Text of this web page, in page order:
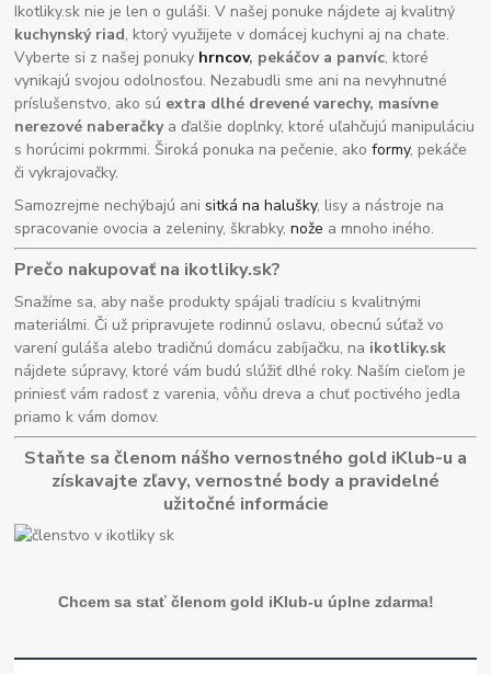
Ikotliky.sk nie je len o guláši. V našej ponuke nájdete aj kvalitný
kuchynský riad, ktorý využijete v domácej kuchyni aj na chate.
Vyberte si z našej ponuky hrncov, pekáčov a panvíc, ktoré
vynikajú svojou odolnosťou. Nezabudli sme ani na nevyhnutné
príslušenstvo, ako sú extra dlhé drevené varechy, masívne
nerezové naberačkya ďalšie doplnky, ktoré uľahčujú manipuláciu
s horúcimi pokrmmi. Široká ponuka na pečenie, akoformy, pekáče
či vykrajovačky.
Samozrejme nechýbajú anisitká na halušky, lisy a nástroje na
spracovanie ovocia a zeleniny, škrabky,nože a mnoho iného.
Prečo nakupovať na ikotliky.sk?
Snažíme sa, aby naše produkty spájali tradíciu s kvalitnými
materiálmi. Či už pripravujete rodinnú oslavu, obecnú súťaž vo
varení guláša alebo tradičnú domácu zabíjačku, na ikotliky.sk
nájdete súpravy, ktoré vám budú slúžiť dlhé roky. Naším cieľom je
priniesť vám radosť z varenia, vôňu dreva a chuť poctivého jedla
priamo k vám domov.
Staňte sa členom nášho vernostného gold iKlub-u a
získavajte zľavy, vernostné body a pravidelné
užitočné informácie
Chcem sa stať členom gold iKlub-u úplne zdarma!